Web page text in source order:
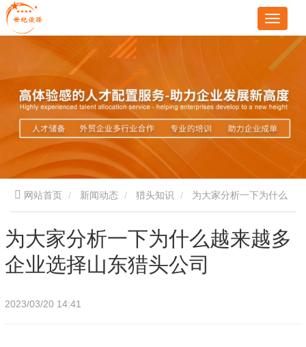
网站首页 新闻动态 猎头知识
越来越多企业选择山东猎头公司
为大家分析一下为什么越来越多
企业选择山东猎头公司
2023/03/20 14:41